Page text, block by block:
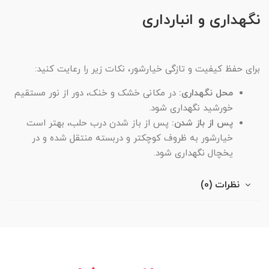
نگهداری و انبارداری
برای حفظ کیفیت و تازگی خیارشور، نکات زیر را رعایت کنید:
محل نگهداری: در مکانی خشک و خنک، دور از نور مستقیم
خورشید نگهداری شود.
پس از باز شدن: پس از باز شدن درب حلب، بهتر است
خیارشور به ظروف کوچکتر و دربسته منتقل شده و در
یخچال نگهداری شود.
نظرات (0)